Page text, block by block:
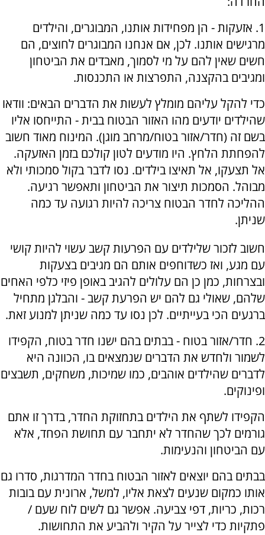
1. אזעקות - הן מפחידות אותנו, המבוגרים, והילדים
מרגישים אותנו. לכן, אם אנחנו המבוגרים לחוצים, הם
חשים שאין להם על מי לסמוך, מאבדים את הביטחון
ומגיבים בהקצנה, התפרצות או התכנסות.
כדי להקל עליהם מומלץ לעשות את הדברים הבאים: וודאו
שהילדים יודעים מהו האזור הבטוח בבית - התייחסו אליו
בשם זה (חדר/אזור בטוח/מרחב מוגן). המינוח מאוד חשוב
להפחתת הלחץ. היו מודעים לטון קולכם בזמן האזעקה.
אל תצעקו, אל תאיצו בילדים. נסו לדבר בקול סמכותי ולא
מבוהל. הסמכות תיצור את הביטחון ותאפשר רגיעה.
ההליכה לחדר הבטוח צריכה להיות רגועה עד כמה
שניתן.
חשוב לזכור שלילדים עם הפרעות קשב עשוי להיות קושי
עם מגע, ואז כשדוחפים אותם הם מגיבים בצעקות
ובצרחות, כמן כן הם עלולים להגיב באופן פיזי כלפי האחים
שלהם, שאולי גם להם יש הפרעת קשב - והבלגן מתחיל
ברגעים הכי בעייתיים. לכן נסו עד כמה שניתן למנוע זאת.
2. חדר/אזור בטוח - בבתים בהם ישנו חדר בטוח, הקפידו
לשמור ולחדש את הדברים שנמצאים בו, הכוונה היא
לדברים שהילדים אוהבים, כמו שמיכות, משחקים, תשבצים
ופינוקים.
הקפידו לשתף את הילדים בתחזוקת החדר, בדרך זו אתם
גורמים לכך שהחדר לא יתחבר עם תחושת הפחד, אלא
עם הביטחון והנעימות.
בבתים בהם יוצאים לאזור הבטוח בחדר המדרגות, סדרו גם
אותו כמקום שנעים לצאת אליו, למשל, ארונית עם בובות
רכות, כריות, דפי צביעה. אפשר גם לשים לוח שעם /
פתקיות כדי לצייר על הקיר ולהביע את התחושות.